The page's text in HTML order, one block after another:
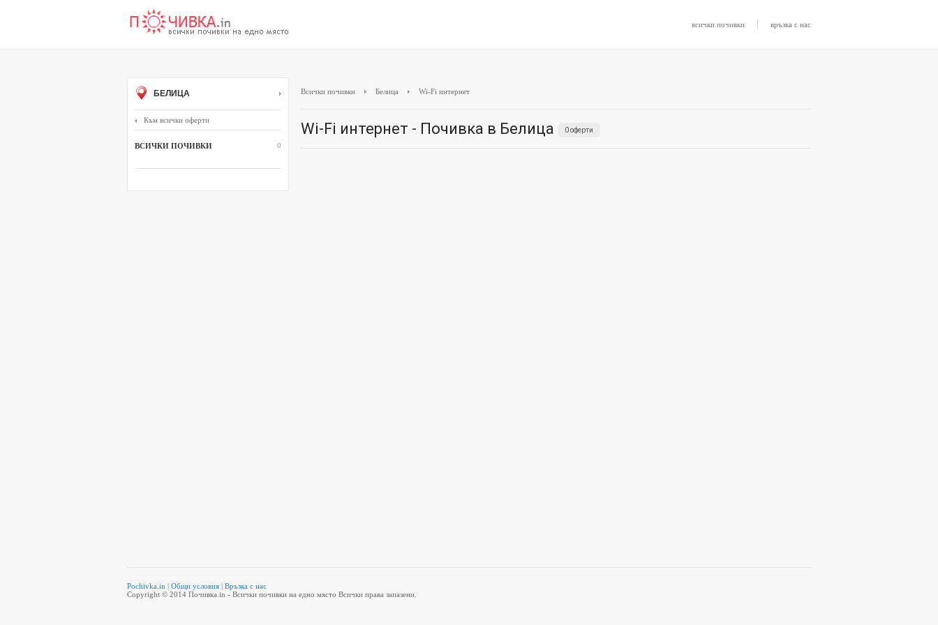
всички почивки | връзка с нас
БЕЛИЦА
Към всички оферти
ВСИЧКИ ПОЧИВКИ 0
Всички почивки Белица Wi-Fi интернет
Wi-Fi интернет - Почивка в Белица 0 оферти
Pochivka.in | Общи условия | Връзка с нас
Copyright © 2014 Почивка.in - Всички почивки на едно място Всички права запазени.